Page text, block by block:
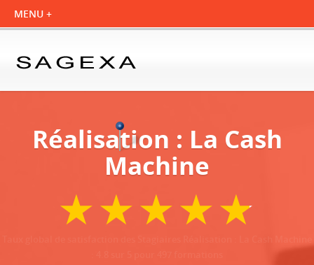
Réalisation : La Cash
Machine